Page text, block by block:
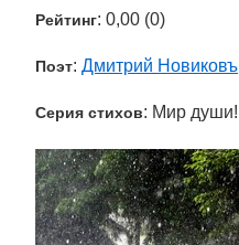
Рейтинг: 0,00 (0)
Поэт: Дмитрий Новиковъ
Серия стихов: Мир души!